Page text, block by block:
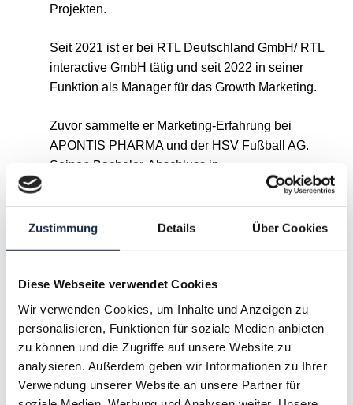
Zustimmung Details Über Cookies
Diese Webseite verwendet Cookies
Wir verwenden Cookies, um Inhalte und Anzeigen zu
personalisieren, Funktionen für soziale Medien anbieten
zu können und die Zugriffe auf unsere Website zu
analysieren. Außerdem geben wir Informationen zu Ihrer
Verwendung unserer Website an unsere Partner für
Projekten.
Seit 2021 ist er bei RTL Deutschland GmbH/ RTL
interactive GmbH tätig und seit 2022 in seiner
Funktion als Manager für das Growth Marketing.
Zuvor sammelte er Marketing-Erfahrung bei
APONTIS PHARMA und der HSV Fußball AG.
Seinen Bachelor-Abschluss in
Wirtschaftswissenschaften erlangte er an der
Philipps-Universität Marburg.“
H I J K L M N
O P Q R S T U